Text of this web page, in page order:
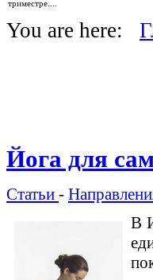
триместре....
You are here:
Йога для
Статьи -
В